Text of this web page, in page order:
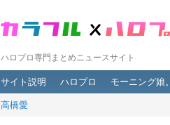
ハロプロ専門まとめニュースサイト
サイト説明 ハロプロ モーニング娘。
高橋愛